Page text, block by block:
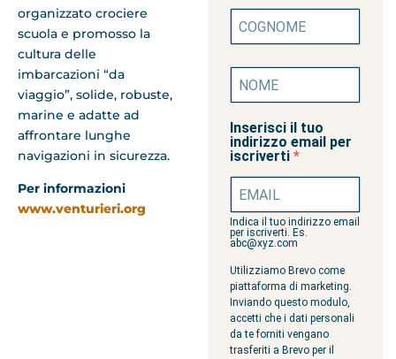
organizzato crociere
scuola e promosso la
cultura delle
imbarcazioni “da
viaggio”, solide, robuste,
marine e adatte ad
affrontare lunghe
navigazioni in sicurezza.
Per informazioni
www.venturieri.org
Inserisci il tuo
indirizzo email per
iscriverti
Indica il tuo indirizzo email
per iscriverti. Es.
abc@xyz.com
Utilizziamo Brevo come
piattaforma di marketing.
Inviando questo modulo,
accetti che i dati personali
da te forniti vengano
trasferiti a Brevo per il